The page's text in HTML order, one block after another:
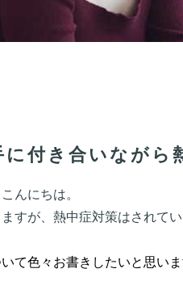
付き合いながら
んにちは。
すが、熱中症対策はされてい
て色々お書きしたいと思いま